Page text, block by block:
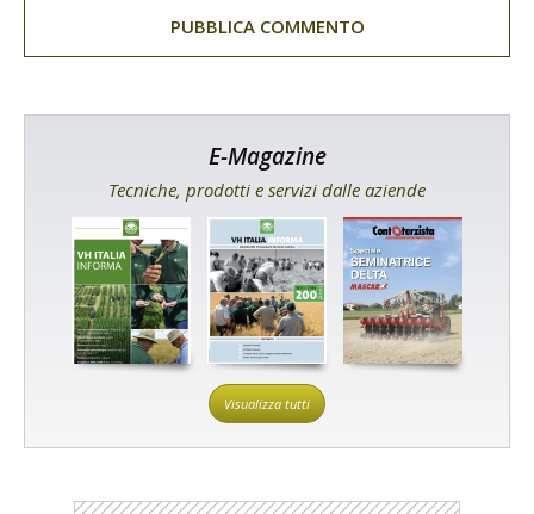
E-Magazine
Tecniche, prodotti e servizi dalle aziende
Visualizza tutti